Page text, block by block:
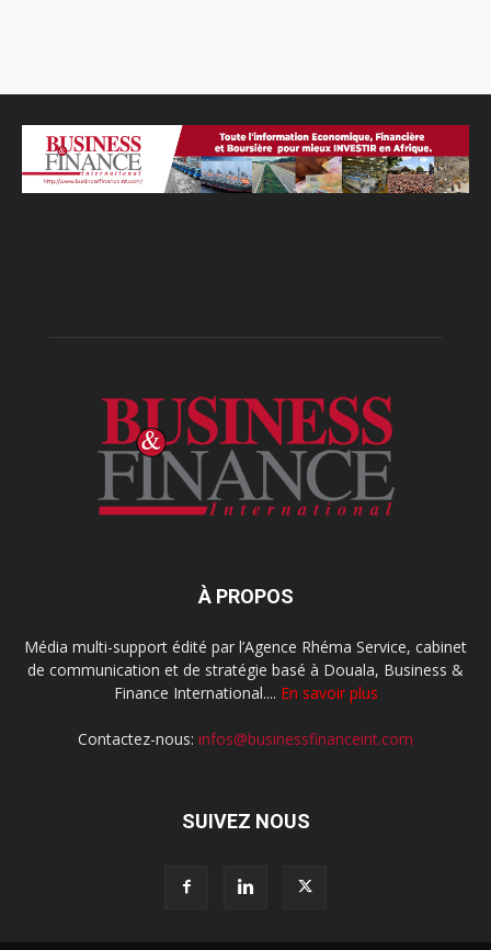
À PROPOS
Média multi-support édité par l’Agence Rhéma Service, cabinet
de communication et de stratégie basé à Douala, Business &
Finance International.... En savoir plus
Contactez-nous: infos@businessfinanceint.com
SUIVEZ NOUS